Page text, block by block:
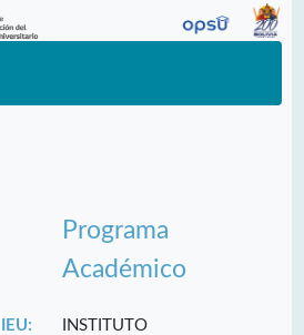
Programa
Académico
IEU:
INSTITUTO